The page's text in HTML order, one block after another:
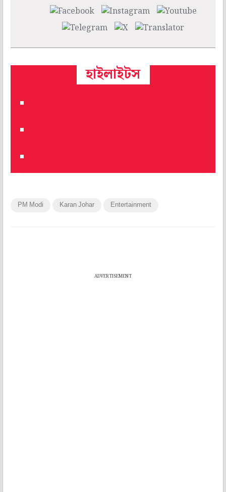
হাইলাইটস
PM Modi Karan Johar Entertainment
ADVERTISEMENT